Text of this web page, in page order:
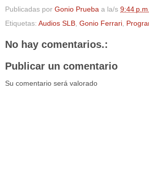
Publicadas por Gonio Prueba a la/s 9:44 p.m.
Etiquetas: Audios SLB Gonio Ferrari
No hay comentarios.:
Publicar un comentario
Su comentario será valorado